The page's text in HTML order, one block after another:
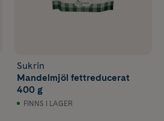
Sukrin
Mandelmjöl fettreducerat
400 g
FINNS I LAGER